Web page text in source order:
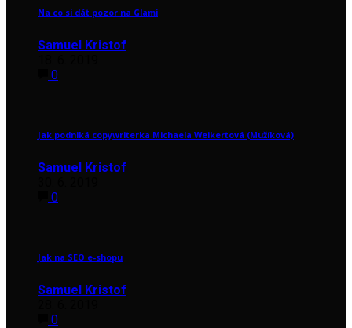
Na co si dát pozor na Glami
Samuel Kristof
0
Jak podniká copywriterka Michaela Weikertová (Mužíková)
Samuel Kristof
0
Jak na SEO e-shopu
Samuel Kristof
0